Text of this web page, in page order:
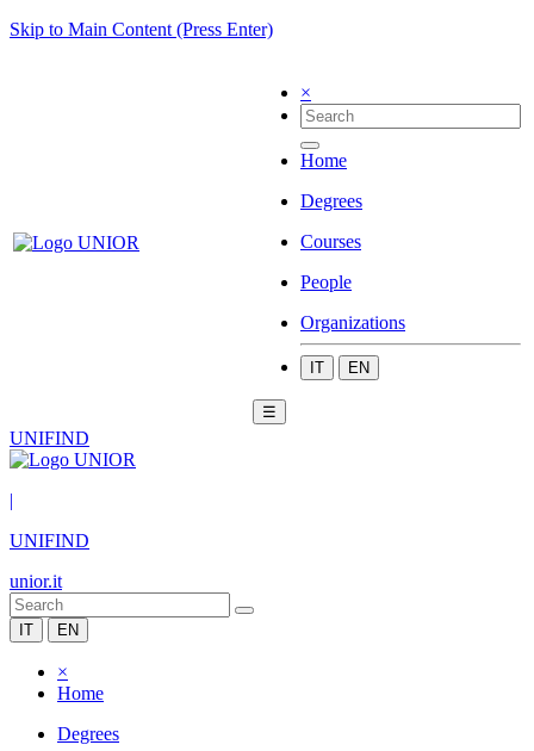
Skip to Main Content (Press Enter)
×
Home
Degrees
Courses
People
Organizations
IT EN
☰
UNIFIND
|
UNIFIND
unior.it
IT EN
×
Home
Degrees